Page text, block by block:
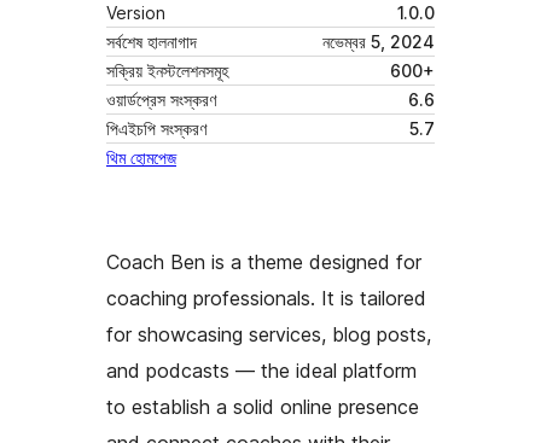
Version
1.0.0
সর্বশেষ হালনাগাদ
নভেম্বর 5, 2024
সক্রিয় ইনস্টলেশনসমূহ
600+
ওয়ার্ডপ্রেস সংস্করণ
6.6
পিএইচপি সংস্করণ
5.7
থিম হোমপেজ
Coach Ben is a theme designed for
coaching professionals. It is tailored
for showcasing services, blog posts,
and podcasts — the ideal platform
to establish a solid online presence